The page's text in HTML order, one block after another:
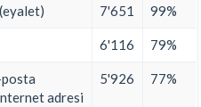
7'651 99%
6'116 79%
adresi
5'926 77%